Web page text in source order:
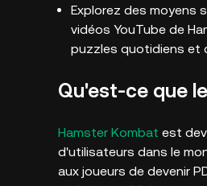
Explorez des moyens
vidéos YouTube de
puzzles quotidiens et
Qu'est-ce que
Hamster Kombat est
d'utilisateurs dans le
aux joueurs de devenir